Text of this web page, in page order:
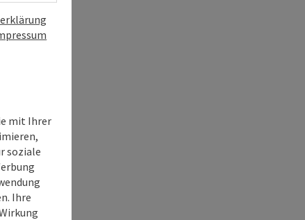
mit Ihrer
soziale
Ihre